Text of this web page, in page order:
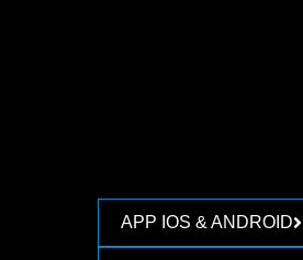
APP IOS & ANDROID